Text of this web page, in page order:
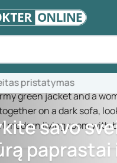
savo
paprastai